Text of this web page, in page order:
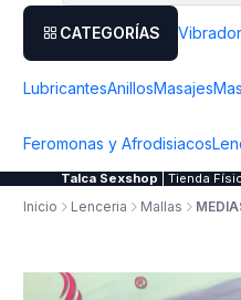
CATEGORÍAS
LubricantesAnillosMasajes
Feromonas y Afrodisiacos
Talca Sexshop | Tienda
Inicio Lenceria Mallas